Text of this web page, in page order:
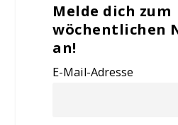
Melde dich zum
wöchentlichen
an!
E-Mail-Adresse